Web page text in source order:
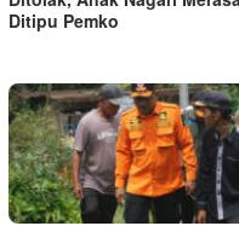
Ditipu Pemko